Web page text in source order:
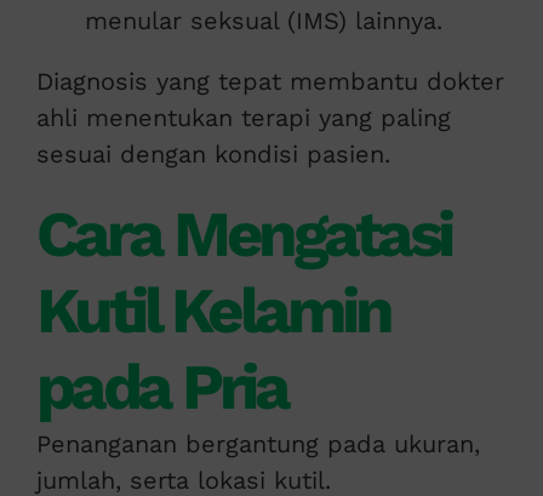
menular seksual (IMS) lainnya.
Diagnosis yang tepat membantu dokter
ahli menentukan terapi yang paling
sesuai dengan kondisi pasien.
Cara Mengatasi
Kutil Kelamin
pada Pria
Penanganan bergantung pada ukuran,
jumlah, serta lokasi kutil.